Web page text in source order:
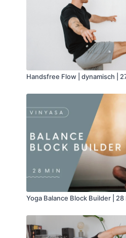
Handsfree Flow | dynamisch |
Yoga Balance Block Builder | 28